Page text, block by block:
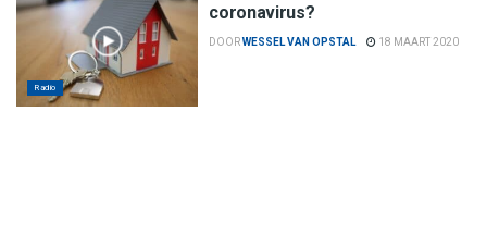
Radio
coronavirus?
DOORWESSEL VAN OPSTAL 18 MAART 2020